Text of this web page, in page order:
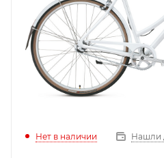
Нет в наличии Нашли